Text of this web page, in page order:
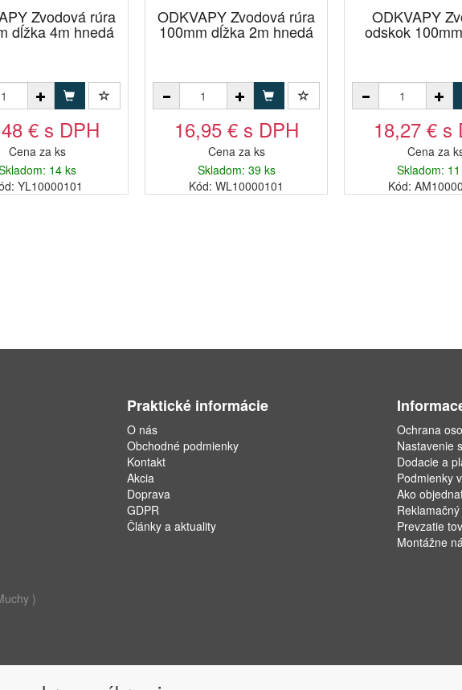
Zvodová rúra
dĺžka 4m hnedá
€ s DPH
Cena za ks
14 ks
YL10000101
ODKVAPY Zvodová rúra
100mm dĺžka 2m hnedá
16,95 € s DPH
Cena za ks
Skladom: 39 ks
Kód: WL10000101
ODKVAPY
odskok
18,27 € s
Cena za
Skladom:
Kód:
)
Praktické informácie
O nás
Obchodné podmienky
Kontakt
Akcia
Doprava
GDPR
Články a aktuality
Ochrana
Nastavenie
Dodacie a
Podmienky
Ako
Prevzatie
Montážne